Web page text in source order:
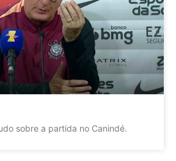
sobre a partida no Canindé.